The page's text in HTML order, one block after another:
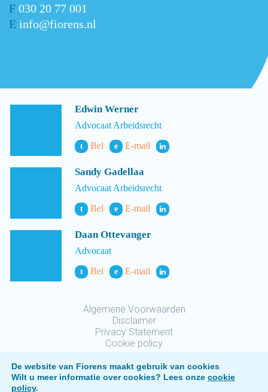
F 030 20 77 001
E info@fiorens.nl
Edwin Werner
Advocaat Arbeidsrecht
t Bel e E-mail
Sandy Gadellaa
Advocaat Arbeidsrecht
t Bel e E-mail
Daan Ottevanger
Advocaat
t Bel e E-mail
Algemene Voorwaarden
Disclaimer
Privacy Statement
Cookie policy
De website van Fiorens maakt gebruik van cookies
Wilt u meer informatie over cookies? Lees onze cookie
policy.